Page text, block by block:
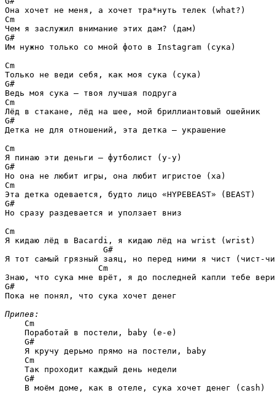
Cm
G#
Им нужно только со мной фото в Instagram (сука)
Cm
G#
Cm
G#
Детка не для отношений, эта детка — украшение
Cm
G#
Cm
G#
Но сразу раздевается и уползает вниз
Cm
Я кидаю лёд в Bacardi, я кидаю лёд на wrist (wrist)
G#
Я тот самый грязный заяц, но перед ними я чист (чист-
Cm
G#
Пока не понял, что сука хочет денег
Припев:
Cm
    Поработай в постели, baby (е-е)
G#
    Я кручу дерьмо прямо на постели, baby
Cm
    Так проходит каждый день недели
G#
    В моём доме, как в отеле, сука хочет денег (cash)